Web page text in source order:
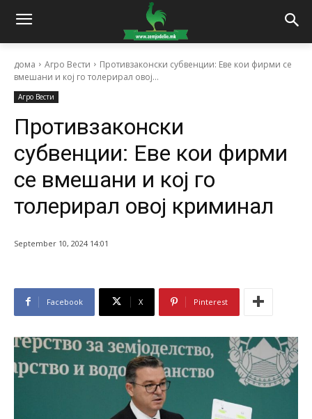
дома Агро Вести
Противзаконски субвенции: Еве кои фирми се
вмешани и кој го толерирал овој...
Агро Вести
Противзаконски
субвенции: Еве кои фирми
се вмешани и кој го
толерирал овој криминал
September 10, 2024 14:01
Facebook X Pinterest